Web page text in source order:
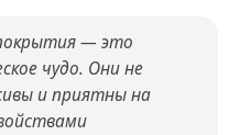
— это
чудо. Они не
и приятны на